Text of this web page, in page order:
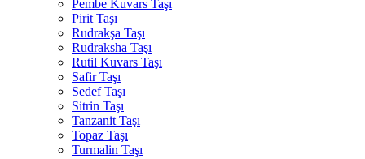
Pembe Kuvars Taşı
Pirit Taşı
Rudrakşa Taşı
Rudraksha Taşı
Rutil Kuvars Taşı
Safir Taşı
Sedef Taşı
Sitrin Taşı
Tanzanit Taşı
Topaz Taşı
Turmalin Taşı